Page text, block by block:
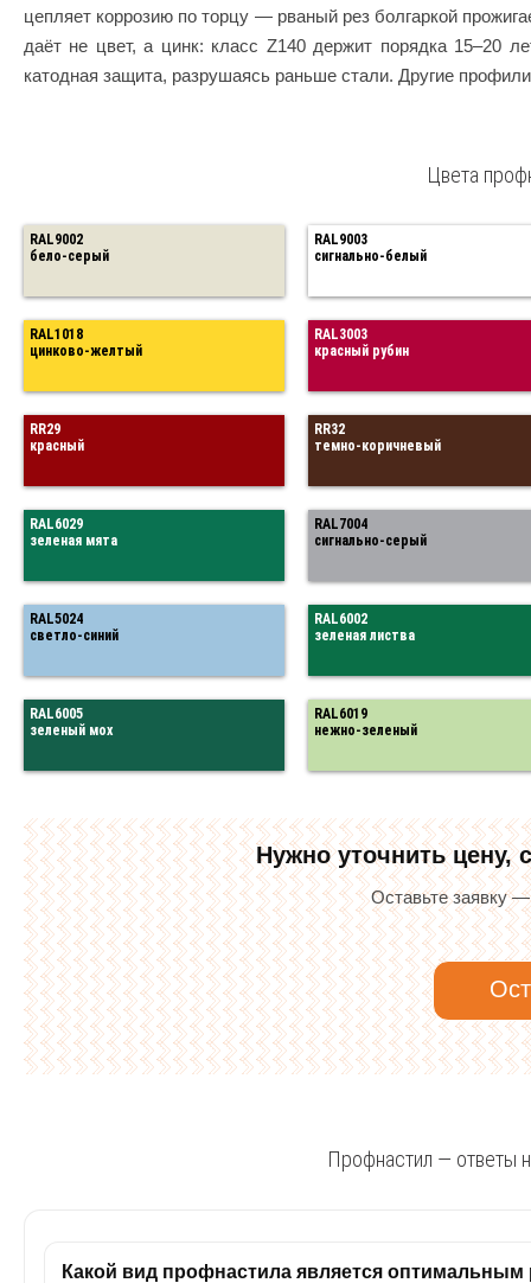
цепляет коррозию по торцу — рваный рез болгаркой
даёт не цвет, а цинк: класс Z140 держит порядка 15–20
катодная защита, разрушаясь раньше стали. Другие
Цвета
RAL9002
бело-серый
RAL9003
сигнально-белый
RAL1018
цинково-желтый
RAL3003
красный рубин
RR29
красный
RR32
темно-коричневый
RAL6029
зеленая мята
RAL7004
сигнально-серый
RAL5024
светло-синий
RAL6002
зеленая листва
RAL6005
зеленый мох
RAL6019
нежно-зеленый
Нужно уточнить цену,
Оставьте заявку
Профнастил — ответы
Какой вид профнастила является